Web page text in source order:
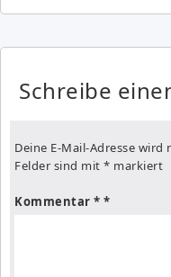
Schreibe
Deine E-Mail-Adresse
Felder sind mit * markiert
Kommentar *